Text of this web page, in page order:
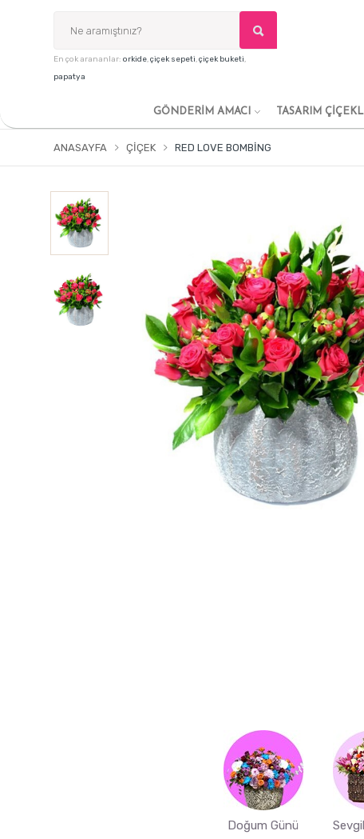
En çok arananlar: orkide,çiçek sepeti,çiçek buketi,
papatya
GÖNDERİM AMACI TASARIM
ANASAYFA ÇIÇEK RED LOVE BOMBING
Doğum Günü